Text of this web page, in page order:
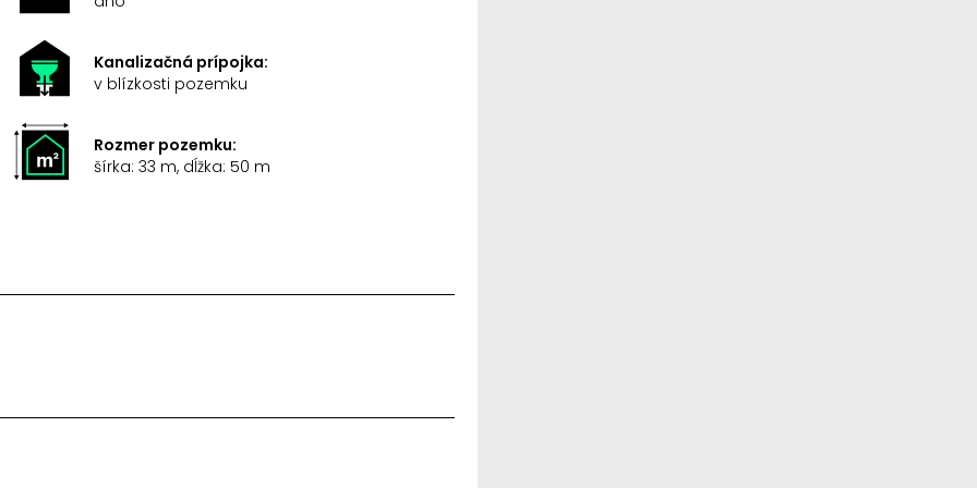
Kanalizačná prípojka:
v blízkosti pozemku
Rozmer pozemku:
šírka: 33 m, dĺžka: 50 m